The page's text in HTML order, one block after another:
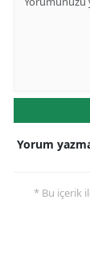
Yorum
* Bu içerik